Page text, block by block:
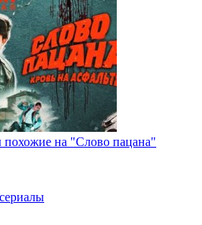
на "Слово пацана"